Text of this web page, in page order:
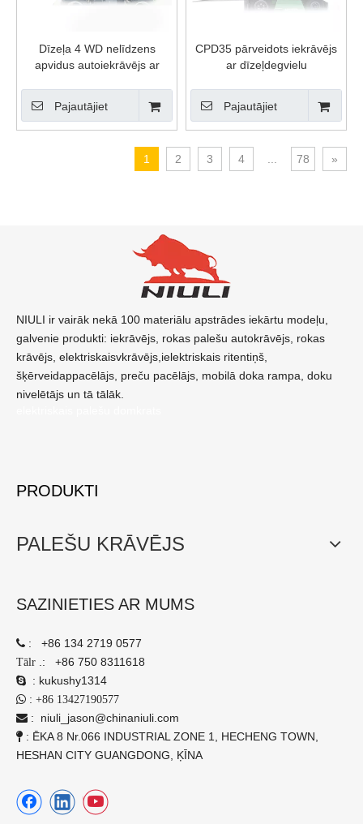
Dīzeļa 4 WD nelīdzens
apvidus autoiekrāvējs ar
Pajautājiet
CPD35 pārveidots iekrāvējs
ar dīzeļdegvielu
Pajautājiet
1 2 3 4 78 »
NIULI ir vairāk nekā 100 materiālu apstrādes iekārtu modeļu,
galvenie produkti: iekrāvējs, rokas palešu autokrāvējs, rokas
krāvējs, elektriskaisvkrāvējs,ielektriskais ritentiņš,
šķērveidappacēlājs, preču pacēlājs, mobilā doka rampa, doku
nivelētājs un tā tālāk.
PRODUKTI
PALEŠU KRĀVĒJS
SAZINIETIES AR MUMS
 : +86 134 2719 0577
Tālr .: +86 750 8311618
 : kukushy1314
 : +86 13427190577
 : niuli_jason@chinaniuli.com
 : ĒKA 8 Nr.066 INDUSTRIAL ZONE 1, HECHENG TOWN,
HESHAN CITY GUANGDONG, ĶĪNA